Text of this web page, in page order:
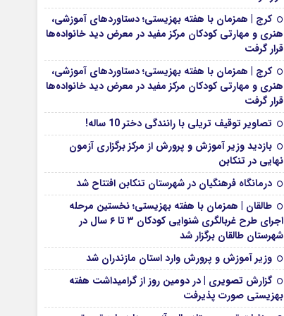
کرج | همزمان با هفته بهزیستی؛ دستاوردهای آموزشی،
هنری و مهارتی کودکان مرکز مفید در معرض دید خانواده‌ها
قرار گرفت
کرج | همزمان با هفته بهزیستی؛ دستاوردهای آموزشی،
هنری و مهارتی کودکان مرکز مفید در معرض دید خانواده‌ها
قرار گرفت
تصاویر توقیف تریلی با رانندگی دختر 10 ساله!
بازدید وزیر آموزش و پرورش از مرکز برگزاری آزمون
نهایی در تنکابن
درمانگاه فرهنگیان در شهرستان تنکابن افتتاح شد
طالقان | همزمان با هفته بهزیستی؛ نخستین مرحله
اجرای طرح غربالگری شنوایی کودکان ۳ تا ۶ سال در
شهرستان طالقان برگزار شد
وزیر آموزش و پرورش وارد استان مازندران شد
گزارش تصویری | در دومین روز از گرامیداشت هفته
بهزیستی صورت پذیرفت